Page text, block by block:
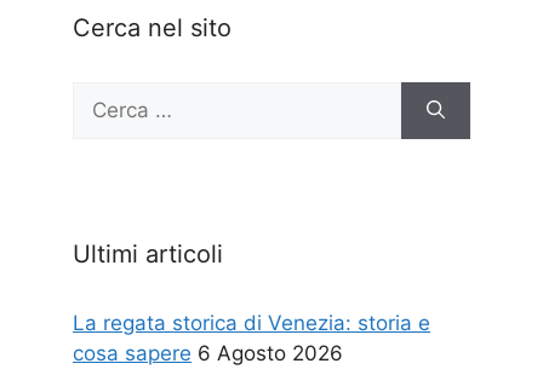
Cerca nel sito
per:
Ultimi articoli
La regata storica di Venezia: storia e
cosa sapere 6 Agosto 2026